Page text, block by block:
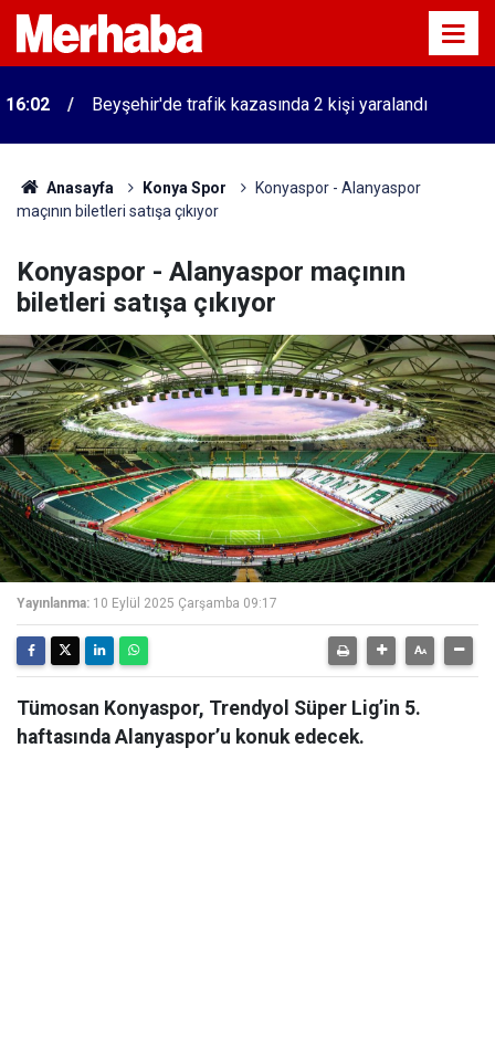
16:02 Beyşehir'de trafik kazasında 2 kişi yaralandı
Anasayfa Konya Spor
Konyaspor - Alanyaspor
maçının biletleri satışa çıkıyor
Konyaspor - Alanyaspor maçının
biletleri satışa çıkıyor
Yayınlanma: 10 Eylül 2025 Çarşamba 09:17
Tümosan Konyaspor, Trendyol Süper Lig’in 5.
haftasında Alanyaspor’u konuk edecek.